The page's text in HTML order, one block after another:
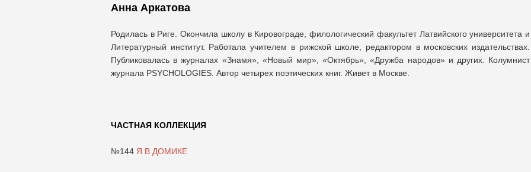
Анна Аркатова
Родилась в Риге. Окончила школу в Кировограде, филологический факультет Латвийского университета и
Литературный институт. Работала учителем в рижской школе, редактором в московских издательствах.
Публиковалась в журналах «Знамя», «Новый мир», «Октябрь», «Дружба народов» и других. Колумнист
журнала PSYCHOLOGIES. Автор четырех поэтических книг. Живет в Москве.
ЧАСТНАЯ КОЛЛЕКЦИЯ
№144 Я В ДОМИКЕ